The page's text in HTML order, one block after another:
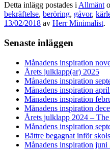
Detta inlägg postades iAllmänt
bekräftelse, beröring, gåvor,
13/02/2018 av Herr Minimalist.
Senaste inläggen
Månadens inspiration
Årets julklapp(ar) 2025
Månadens inspiration
Månadens inspiration
Månadens inspiration
Månadens inspiration
Årets julklapp 2024 –
Månadens inspiration
Bättre begagnat inför
Månadens inspiration juni